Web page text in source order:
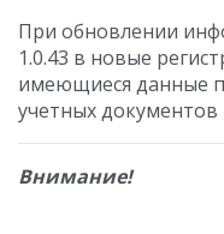
При обновлении
1.0.43 в новые
имеющиеся данные
учетных документов
Внимание!